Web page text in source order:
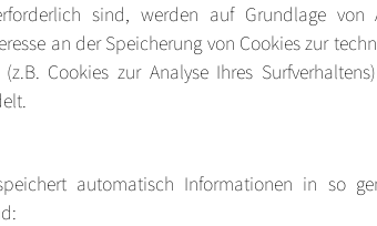
sind, werden auf Grundlage
an der Speicherung von Cookies zur
Cookies zur Analyse Ihres
automatisch Informationen in so